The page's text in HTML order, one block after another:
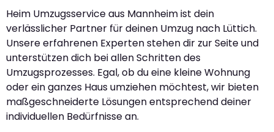
Heim Umzugsservice aus Mannheim ist dein
verlässlicher Partner für deinen Umzug nach Lüttich.
Unsere erfahrenen Experten stehen dir zur Seite und
unterstützen dich bei allen Schritten des
Umzugsprozesses. Egal, ob du eine kleine Wohnung
oder ein ganzes Haus umziehen möchtest, wir bieten
maßgeschneiderte Lösungen entsprechend deiner
individuellen Bedürfnisse an.